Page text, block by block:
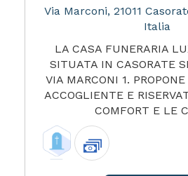
Via Marconi, 21011
Italia
LA CASA FUNERARIA
SITUATA IN CASORATE
VIA MARCONI 1.
ACCOGLIENTE E
COMFORT E LE